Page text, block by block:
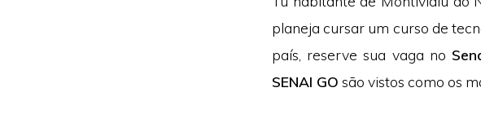
planeja cursar um curso de
país, reserve sua vaga no
SENAI GO são vistos como os